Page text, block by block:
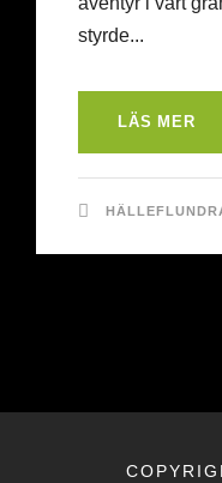
styrde...
LÄS MER